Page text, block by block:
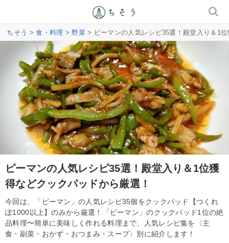
ちそう >食・料理 >野菜> ピーマンの人気レシピ35選！殿堂入り＆1
ピーマンの人気レシピ35選！殿堂入り＆1位獲
得などクックパッドから厳選！
今回は、「ピーマン」の人気レシピ35個をクックパッド【つくれ
ぽ1000以上】のみから厳選！「ピーマン」のクックパッド1位の絶
品料理〜簡単に美味しく作れる料理まで、人気レシピ集を〈主
食・副菜・おかず・おつまみ・スープ〉別に紹介します！